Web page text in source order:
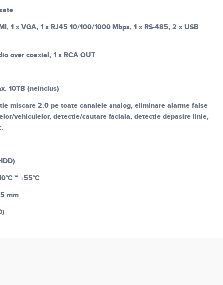
1 x VGA, 1 x RJ45 10/100/1000 Mbps, 1 x RS-485, 2 x USB
over coaxial, 1 x RCA OUT
10TB (neinclus)
miscare 2.0 pe toate canalele analog, eliminare alarme false
vehiculelor, detectie/cautare faciala, detectie depasire linie,
~ +55°C
mm